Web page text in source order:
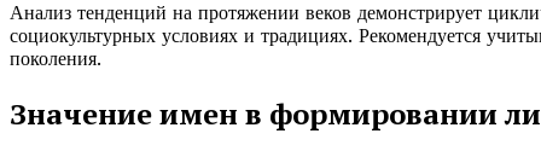
Анализ тенденций на протяжении веков демонстрирует
социокультурных условиях и традициях. Рекомендуется
поколения.
Значение имен в формировании